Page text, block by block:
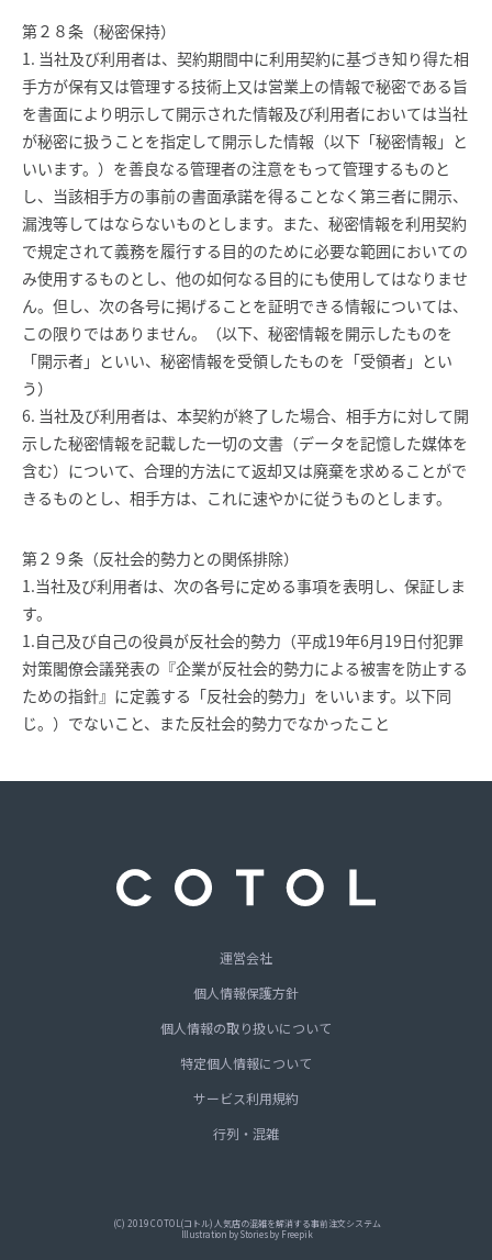
第２８条（秘密保持）
1. 当社及び利用者は、契約期間中に利用契約に基づき知り得た相
手方が保有又は管理する技術上又は営業上の情報で秘密である旨
を書面により明示して開示された情報及び利用者においては当社
が秘密に扱うことを指定して開示した情報（以下「秘密情報」と
いいます。）を善良なる管理者の注意をもって管理するものと
し、当該相手方の事前の書面承諾を得ることなく第三者に開示、
漏洩等してはならないものとします。また、秘密情報を利用契約
で規定されて義務を履行する目的のために必要な範囲においての
み使用するものとし、他の如何なる目的にも使用してはなりませ
ん。但し、次の各号に掲げることを証明できる情報については、
この限りではありません。（以下、秘密情報を開示したものを
「開示者」といい、秘密情報を受領したものを「受領者」とい
う）
6. 当社及び利用者は、本契約が終了した場合、相手方に対して開
示した秘密情報を記載した一切の文書（データを記憶した媒体を
含む）について、合理的方法にて返却又は廃棄を求めることがで
きるものとし、相手方は、これに速やかに従うものとします。
第２９条（反社会的勢力との関係排除）
1.当社及び利用者は、次の各号に定める事項を表明し、保証しま
す。
1.自己及び自己の役員が反社会的勢力（平成19年6月19日付犯罪
対策閣僚会議発表の『企業が反社会的勢力による被害を防止する
ための指針』に定義する「反社会的勢力」をいいます。以下同
じ。）でないこと、また反社会的勢力でなかったこと
運営会社
個人情報保護方針
個人情報の取り扱いについて
特定個人情報について
サービス利用規約
行列・混雑
(C) 2019 COTOL(コトル)人気店の混雑を解消する事前注文システム
Illustration by Stories by Freepik